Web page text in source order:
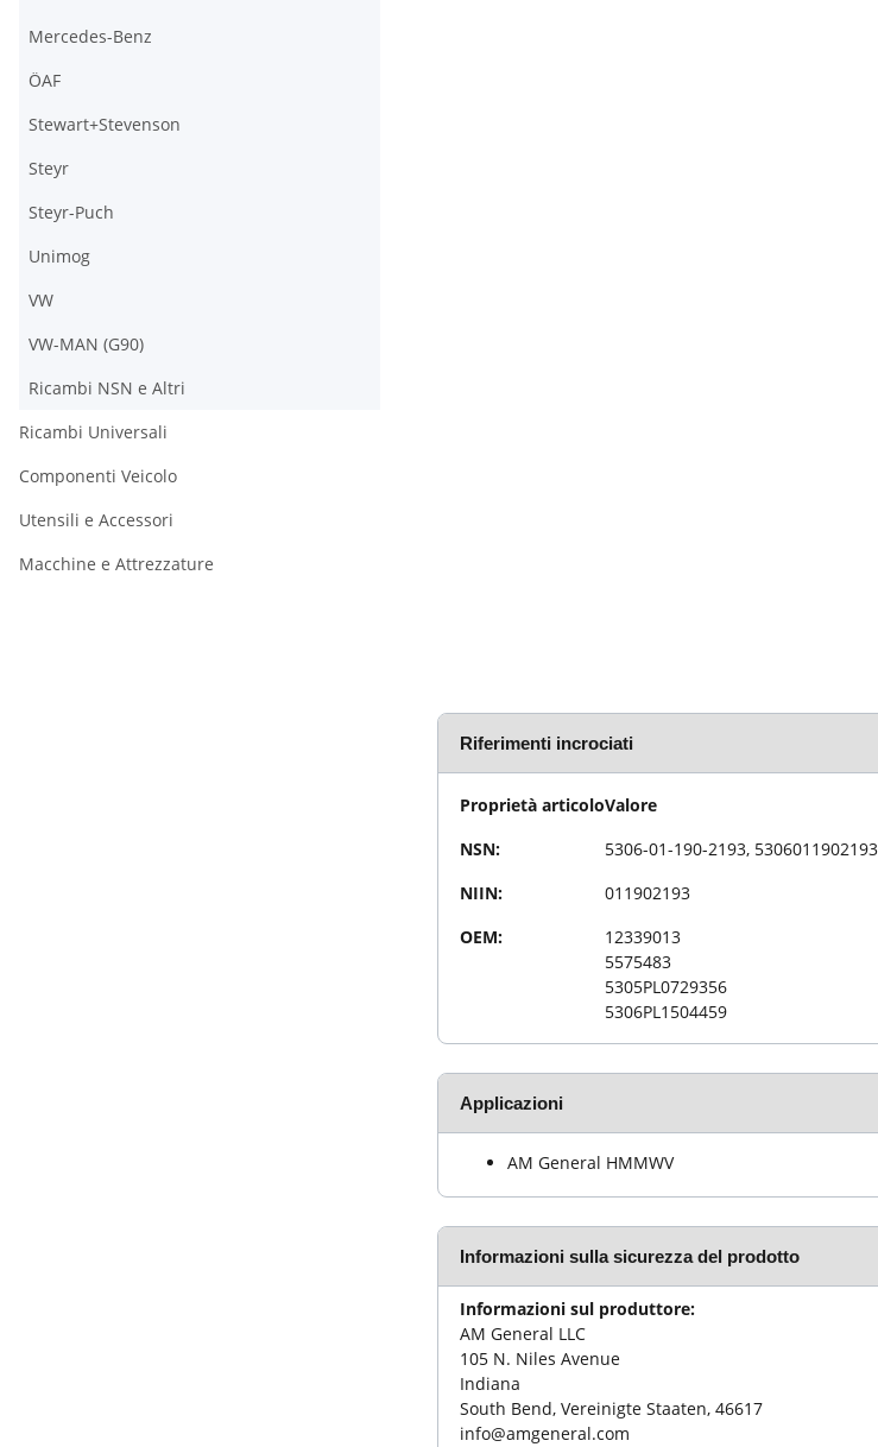
Riferimenti incrociati
Proprietà articoloValore
NSN:
5306-01-190-2193, 5306011902193
NIIN:
011902193
OEM:
12339013
5575483
5305PL0729356
5306PL1504459
Applicazioni
AM General HMMWV
Informazioni sulla sicurezza del prodotto
Informazioni sul produttore:
AM General LLC
105 N. Niles Avenue
Indiana
South Bend, Vereinigte Staaten, 46617
info@amgeneral.com
Mercedes-Benz
ÖAF
Stewart+Stevenson
Steyr
Steyr-Puch
Unimog
VW
VW-MAN (G90)
Ricambi NSN e Altri
Ricambi Universali
Componenti Veicolo
Utensili e Accessori
Macchine e Attrezzature